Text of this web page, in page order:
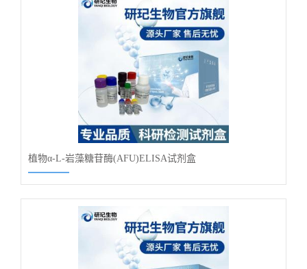
植物α-L-岩藻糖苷酶(AFU)ELISA试剂盒